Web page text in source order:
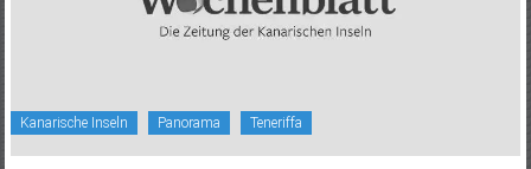
Kanarische Inseln Panorama Teneriffa